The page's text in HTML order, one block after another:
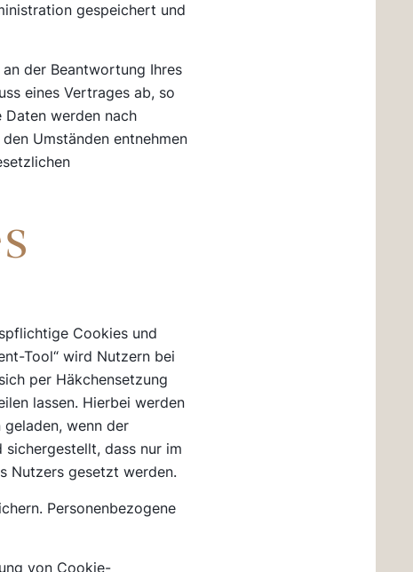
gespeichert und
der Beantwortung Ihres
eines Vertrages ab, so
Daten werden nach
Umständen entnehmen
Cookies und
Tool“ wird Nutzern bei
per Häkchensetzung
lassen. Hierbei werden
wenn der
dass nur im
Nutzers gesetzt werden.
Personenbezogene
von Cookie-